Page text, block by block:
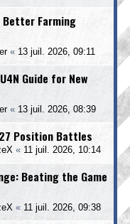
Better Farming
« 13 juil. 2026, 09:11
Guide for New
« 13 juil. 2026, 08:39
Position Battles
« 11 juil. 2026, 10:14
Beating the Game
« 11 juil. 2026, 09:38